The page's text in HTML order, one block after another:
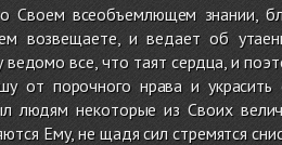
Своем всеобъемлющем знании,
возвещаете, и ведает об
ведомо все, что таят сердца, и
от порочного нрава и
людям некоторые из Своих
Ему, не щадя сил стремятся